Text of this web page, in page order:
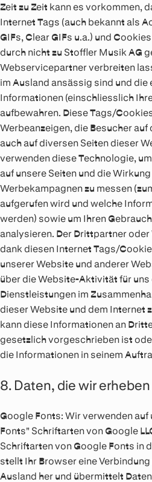
Zeit zu Zeit kann es vorkommen,
Internet Tags (auch bekannt als
GIFs, Clear GIFs u.a.) und
durch nicht zu Stoffler Musik AG
Webservicepartner verbreiten
im Ausland ansässig sind und
Informationen (einschliesslich
aufbewahren. Diese Tags/
Werbeanzeigen, die Besucher
auch auf diversen Seiten dieser
verwenden diese Technologie,
auf unsere Seiten und die
Werbekampagnen zu messen
aufgerufen wird und welche
werden) sowie um Ihren
analysieren. Der Drittpartner
dank diesen Internet Tags/
unserer Website und anderer
über die Website-Aktivität für
Dienstleistungen im
dieser Website und dem Internet
kann diese Informationen an
gesetzlich vorgeschrieben ist
die Informationen in seinem
8. Daten, die wir
Google Fonts: Wir verwenden
Fonts" Schriftarten von Google
Schriftarten von Google Fonts in
stellt Ihr Browser eine
Ausland her und übermittelt